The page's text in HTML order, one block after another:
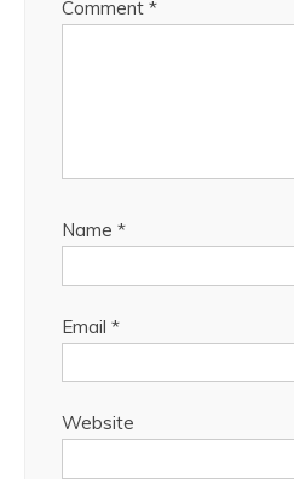
Comment *
Name *
Email *
Website